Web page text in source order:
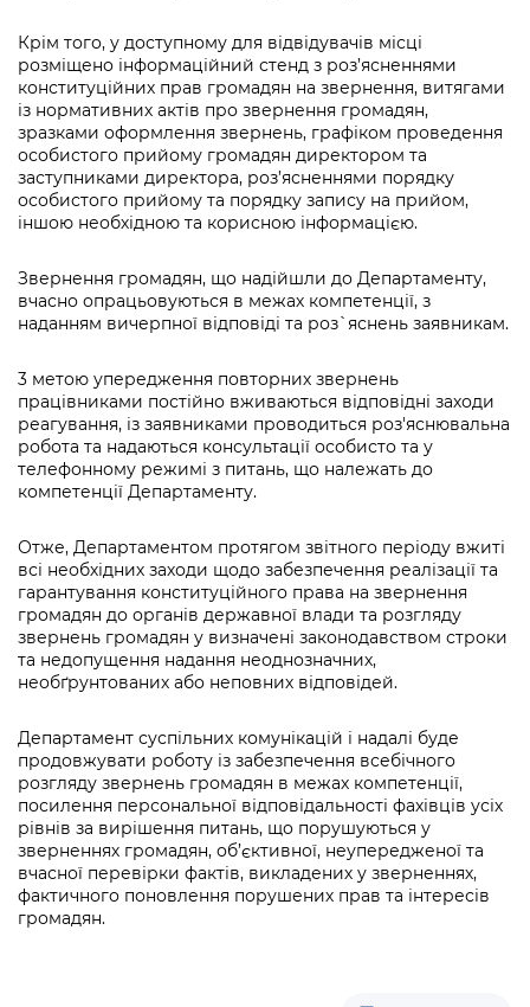
Крім того, у доступному для відвідувачів місці
розміщено інформаційний стенд з роз’ясненнями
конституційних прав громадян на звернення, витягами
із нормативних актів про звернення громадян,
зразками оформлення звернень, графіком проведення
особистого прийому громадян директором та
заступниками директора, роз’ясненнями порядку
особистого прийому та порядку запису на прийом,
іншою необхідною та корисною інформацією.
Звернення громадян, що надійшли до Департаменту,
вчасно опрацьовуються в межах компетенції, з
наданням вичерпної відповіді та роз`яснень заявникам.
3 метою упередження повторних звернень
працівниками постійно вживаються відповідні заходи
реагування, із заявниками проводиться роз'яснювальна
робота та надаються консультації особисто та у
телефонному режимі з питань, що належать до
компетенції Департаменту.
Отже, Департаментом протягом звітного періоду вжиті
всі необхідних заходи щодо забезпечення реалізації та
гарантування конституційного права на звернення
громадян до органів державної влади та розгляду
звернень громадян у визначені законодавством строки
та недопущення надання неоднозначних,
необґрунтованих або неповних відповідей.
Департамент суспільних комунікацій і надалі буде
продовжувати роботу із забезпечення всебічного
розгляду звернень громадян в межах компетенції,
посилення персональної відповідальності фахівців усіх
рівнів за вирішення питань, що порушуються у
зверненнях громадян, об’єктивної, неупередженої та
вчасної перевірки фактів, викладених у зверненнях,
фактичного поновлення порушених прав та інтересів
громадян.